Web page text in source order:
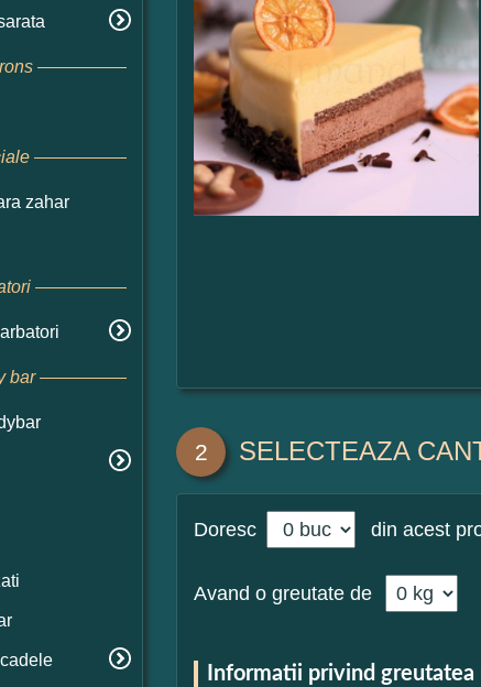
zahar
bar
2 SELECTEAZA
Doresc din acest
Avand o greutate de
Informatii privind